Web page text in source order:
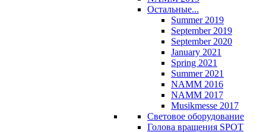
Остальные...
Summer 2019
September 2019
September 2020
January 2021
Spring 2021
Summer 2021
NAMM 2016
NAMM 2017
Musikmesse 2017
Световое оборудование
Голова вращения SPOT